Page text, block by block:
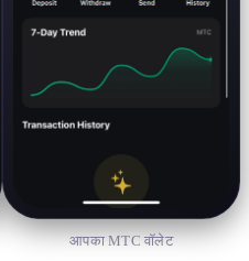
आपका MTC वॉलेट